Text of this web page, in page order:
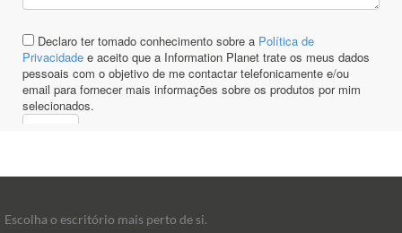
Escolha o escritório mais perto de si.